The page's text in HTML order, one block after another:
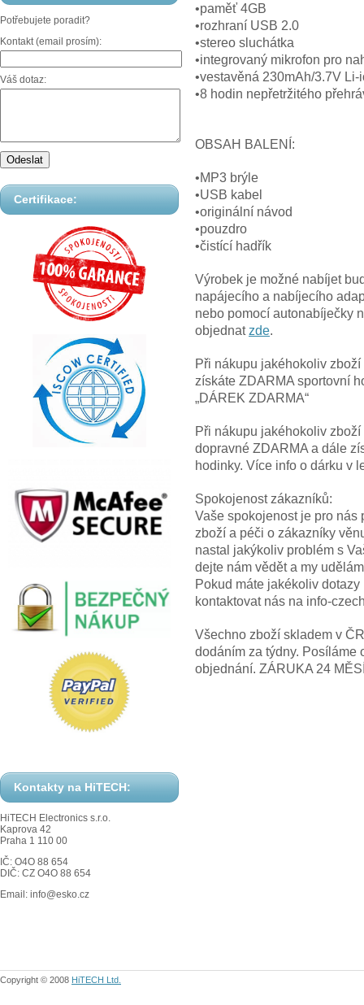
Potřebujete poradit?
Kontakt (email prosím):
Váš dotaz:
Certifikace:
Kontakty na HiTECH:
HiTECH Electronics s.r.o.
Kaprova 42
Praha 1 110 00
IČ: O4O 88 654
DIČ: CZ O4O 88 654
Email: info@esko.cz
•paměť 4GB
•rozhraní USB 2.0
•stereo sluchátka
•integrovaný mikrofon pro
•vestavěná 230mAh/3.7V
•8 hodin nepřetržitého
OBSAH BALENÍ:
•MP3 brýle
•USB kabel
•originální návod
•pouzdro
•čistící hadřík
Výrobek je možné nabíjet
napájecího a nabíjecího
nebo pomocí autonabíječky
objednat zde.
Při nákupu jakéhokoliv
získáte ZDARMA sportovní
„DÁREK ZDARMA“
Při nákupu jakéhokoliv
dopravné ZDARMA a dále
hodinky. Více info o dárku v
Spokojenost zákazníků:
Vaše spokojenost je pro nás
zboží a péči o zákazníky
nastal jakýkoliv problém s
dejte nám vědět a my
Pokud máte jakékoliv
kontaktovat nás na info-
Všechno zboží skladem v
dodáním za týdny. Posíláme
objednání. ZÁRUKA 24
Copyright © 2008 HiTECH Ltd.